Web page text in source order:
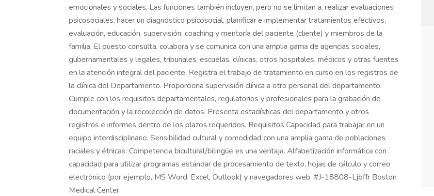
emocionales y sociales. Las funciones también incluyen, pero no se limitan a, realizar evaluaciones
psicosociales, hacer un diagnóstico psicosocial, planificar e implementar tratamientos efectivos,
evaluación, educación, supervisión, coaching y mentoría del paciente (cliente) y miembros de la
familia. El puesto consulta, colabora y se comunica con una amplia gama de agencias sociales,
gubernamentales y legales, tribunales, escuelas, clínicas, otros hospitales, médicos y otras fuentes
en la atención integral del paciente. Registra el trabajo de tratamiento en curso en los registros de
la clínica del Departamento. Proporciona supervisión clínica a otro personal del departamento.
Cumple con los requisitos departamentales, regulatorios y profesionales para la grabación de
documentación y la recolección de datos. Presenta estadísticas del departamento y otros
registros e informes dentro de los plazos requeridos. Requisitos Capacidad para trabajar en un
equipo interdisciplinario. Sensibilidad cultural y comodidad con una amplia gama de poblaciones
raciales y étnicas. Competencia bicultural/bilingüe es una ventaja. Alfabetización informática con
capacidad para utilizar programas estándar de procesamiento de texto, hojas de cálculo y correo
electrónico (por ejemplo, MS Word, Excel, Outlook) y navegadores web. #J-18808-Ljbffr Boston
Medical Center